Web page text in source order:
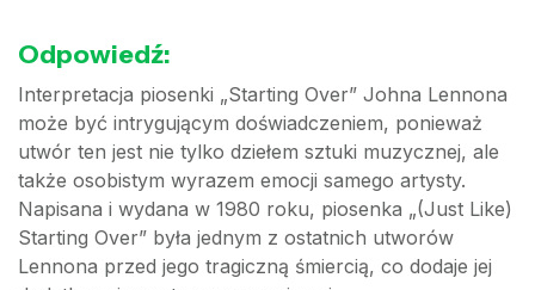
Odpowiedź:
Interpretacja piosenki „Starting Over” Johna Lennona
może być intrygującym doświadczeniem, ponieważ
utwór ten jest nie tylko dziełem sztuki muzycznej, ale
także osobistym wyrazem emocji samego artysty.
Napisana i wydana w 1980 roku, piosenka „(Just Like)
Starting Over” była jednym z ostatnich utworów
Lennona przed jego tragiczną śmiercią, co dodaje jej